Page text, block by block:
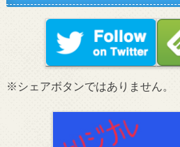
※シェアボタンではありません。